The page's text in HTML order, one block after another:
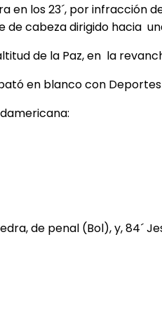
en los 23´, por infracción
de cabeza dirigido hacia
de la Paz, en la
en blanco con
de penal (Bol), y, 84´